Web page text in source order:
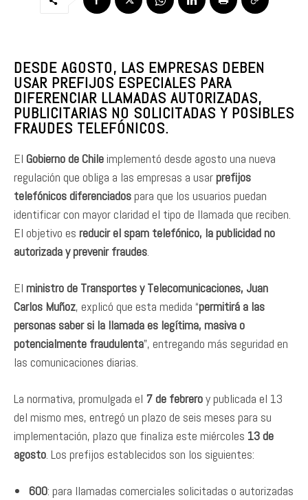
DESDE AGOSTO, LAS EMPRESAS DEBEN
USAR PREFIJOS ESPECIALES PARA
DIFERENCIAR LLAMADAS AUTORIZADAS,
PUBLICITARIAS NO SOLICITADAS Y POSIBLES
FRAUDES TELEFÓNICOS.
El Gobierno de Chileimplementó desde agosto una nueva
regulación que obliga a las empresas a usarprefijos
telefónicos diferenciadospara que los usuarios puedan
identificar con mayor claridad el tipo de llamada que reciben.
El objetivo es reducir el spam telefónico, la publicidad no
autorizada y prevenir fraudes.
El ministro de Transportes y Telecomunicaciones, Juan
Carlos Muñoz, explicó que esta medida “permitirá a las
personas saber si la llamada es legítima, masiva o
potencialmente fraudulenta”, entregando más seguridad en
las comunicaciones diarias.
La normativa, promulgada el 7 de febreroy publicada el 13
del mismo mes, entregó un plazo de seis meses para su
implementación, plazo que finaliza este miércoles 13 de
agosto. Los prefijos establecidos son los siguientes:
600: para llamadas comerciales solicitadas o autorizadas